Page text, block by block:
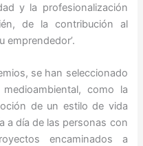
y la profesionalización
de la contribución al
emprendedor’.
se han seleccionado
como la
de un estilo de vida
a día de las personas con
encaminados a